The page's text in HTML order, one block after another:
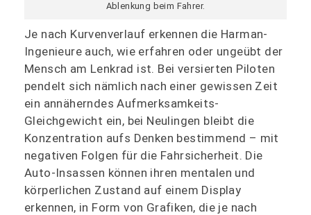
Ablenkung beim Fahrer.
Je nach Kurvenverlauf erkennen die Harman-
Ingenieure auch, wie erfahren oder ungeübt der
Mensch am Lenkrad ist. Bei versierten Piloten
pendelt sich nämlich nach einer gewissen Zeit
ein annäherndes Aufmerksamkeits-
Gleichgewicht ein, bei Neulingen bleibt die
Konzentration aufs Denken bestimmend – mit
negativen Folgen für die Fahrsicherheit. Die
Auto-Insassen können ihren mentalen und
körperlichen Zustand auf einem Display
erkennen, in Form von Grafiken, die je nach